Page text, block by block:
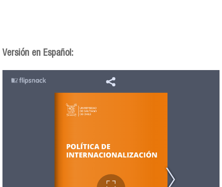
Versión en Español: